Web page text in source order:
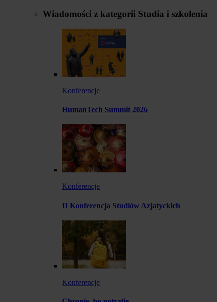
Wiadomości z kategorii Studia i szkolenia
Konferencje
HumanTech Summit 2026
Konferencje
II Konferencja Studiów Azjatyckich
Konferencje